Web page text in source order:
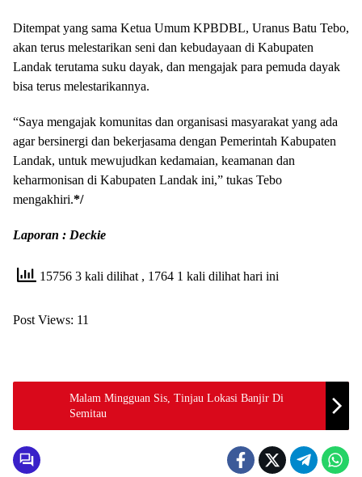
Ditempat yang sama Ketua Umum KPBDBL, Uranus Batu Tebo,
akan terus melestarikan seni dan kebudayaan di Kabupaten
Landak terutama suku dayak, dan mengajak para pemuda dayak
bisa terus melestarikannya.
“Saya mengajak komunitas dan organisasi masyarakat yang ada
agar bersinergi dan bekerjasama dengan Pemerintah Kabupaten
Landak, untuk mewujudkan kedamaian, keamanan dan
keharmonisan di Kabupaten Landak ini,” tukas Tebo
mengakhiri.*/
Laporan : Deckie
15756 3 kali dilihat , 1764 1 kali dilihat hari ini
Post Views: 11
Malam Mingguan Sis, Tinjau Lokasi Banjir Di
Semitau